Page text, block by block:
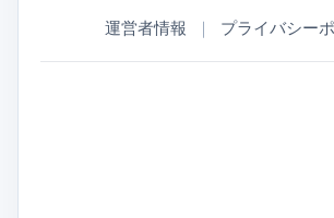
運営者情報 ｜ プライバシー